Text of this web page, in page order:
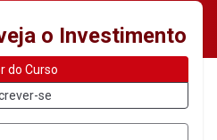
o Investimento
do Curso
se